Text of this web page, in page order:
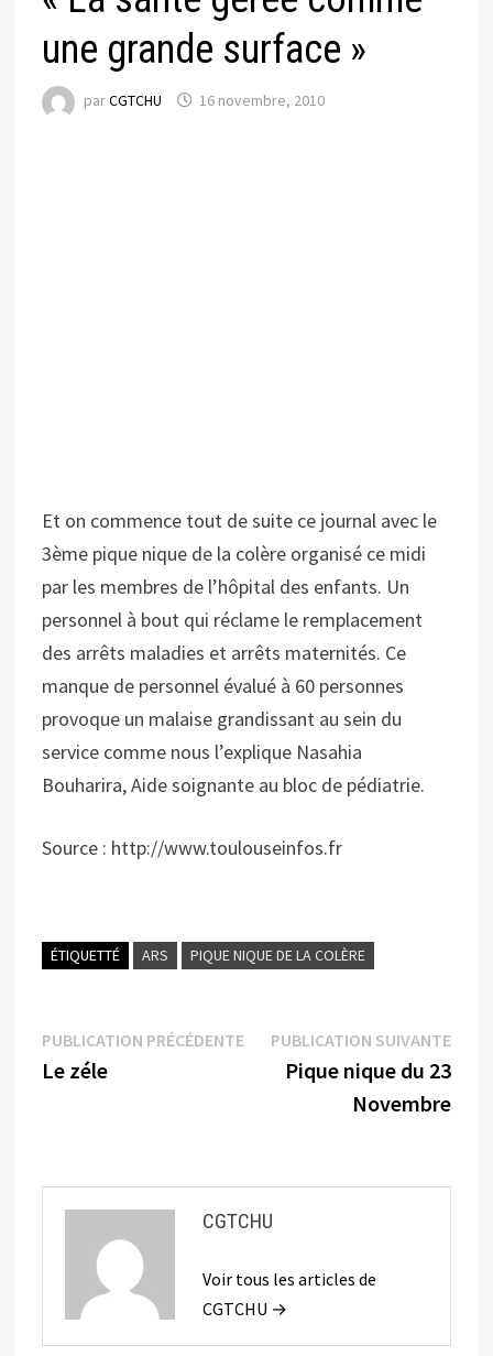
une grande surface »
parCGTCHU 16 novembre, 2010
Et on commence tout de suite ce journal avec le
3ème pique nique de la colère organisé ce midi
par les membres de l’hôpital des enfants. Un
personnel à bout qui réclame le remplacement
des arrêts maladies et arrêts maternités. Ce
manque de personnel évalué à 60 personnes
provoque un malaise grandissant au sein du
service comme nous l’explique Nasahia
Bouharira, Aide soignante au bloc de pédiatrie.
Source : http://www.toulouseinfos.fr
ÉTIQUETTÉ ARS PIQUE NIQUE DE LA COLÈRE
Navigation
de
PUBLICATION PRÉCÉDENTEPublication
précédente :
Le zéle
PUBLICATION SUIVANTE
Pique nique du 23
Novembre
CGTCHU
Voir tous les articles de
CGTCHU →